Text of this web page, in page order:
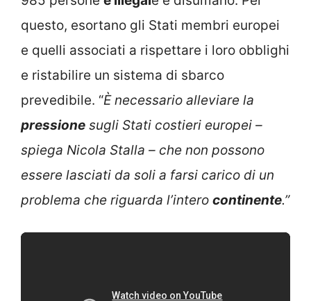
questo, esortano gli Stati membri europei
e quelli associati a rispettare i loro obblighi
e ristabilire un sistema di sbarco
prevedibile. “È necessario alleviare la
pressione sugli Stati costieri europei –
spiega Nicola Stalla – che non possono
essere lasciati da soli a farsi carico di un
problema che riguarda l’intero continente.”